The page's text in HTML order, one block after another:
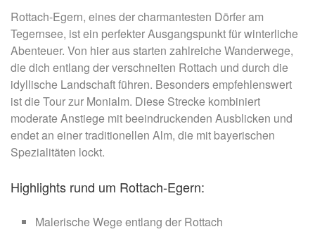
Rottach-Egern, eines der charmantesten Dörfer am
Tegernsee, ist ein perfekter Ausgangspunkt für winterliche
Abenteuer. Von hier aus starten zahlreiche Wanderwege,
die dich entlang der verschneiten Rottach und durch die
idyllische Landschaft führen. Besonders empfehlenswert
ist die Tour zur Monialm. Diese Strecke kombiniert
moderate Anstiege mit beeindruckenden Ausblicken und
endet an einer traditionellen Alm, die mit bayerischen
Spezialitäten lockt.
Highlights rund um Rottach-Egern:
Malerische Wege entlang der Rottach